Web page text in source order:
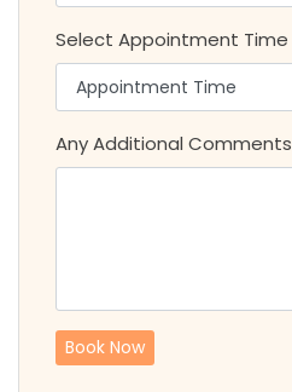
Select Appointment Time
Any Additional Comments